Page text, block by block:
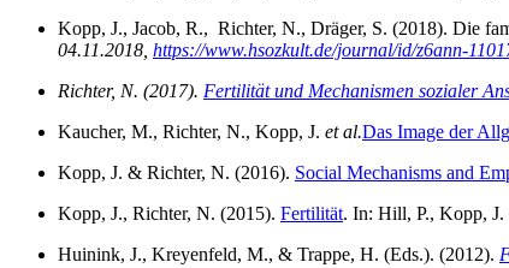
Kopp, J., Jacob, R., Richter, N., Dräger, S. (2018). Die
04.11.2018, https://www.hsozkult.de/journal/id/z6ann-
Richter, N. (2017). Fertilität und Mechanismen sozialer
Kaucher, M., Richter, N., Kopp, J. et al.Das Image der
Kopp, J. & Richter, N. (2016). Social Mechanisms and
Kopp, J., Richter, N. (2015). Fertilität. In: Hill, P., Kopp, J.
Huinink, J., Kreyenfeld, M., & Trappe, H. (Eds.). (2012).